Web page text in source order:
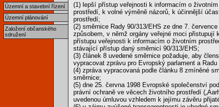
Územní a stavební řízení
Územní plánování
Založení občanského
sdružení
(1) lepší přístup veřejnosti k informacím o
prostředí, k volné výměně názorů, k účinnější
prostředí;
(2) směrnice Rady 90/313/EHS ze dne 7.
způsobem, v němž orgány veřejné moci
přístupu veřejnosti k informacím o životním
stávající přístup daný směrnicí 90/313/EHS;
(3) článek 8 uvedené směrnice požaduje, aby
vypracovat zprávu pro Evropský parlament a
(4) zpráva vypracovaná podle článku 8 zmíněné
směrnice;
(5) dne 25. června 1998 Evropské společenství
právní ochraně ve věcech životního prostředí
uvedenou úmluvou vzhledem k jejímu závěru